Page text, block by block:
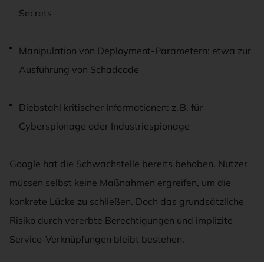
Secrets
Manipulation von Deployment-Parametern: etwa zur
Ausführung von Schadcode
Diebstahl kritischer Informationen: z. B. für
Cyberspionage oder Industriespionage
Google hat die Schwachstelle bereits behoben. Nutzer
müssen selbst keine Maßnahmen ergreifen, um die
konkrete Lücke zu schließen. Doch das grundsätzliche
Risiko durch vererbte Berechtigungen und implizite
Service-Verknüpfungen bleibt bestehen.